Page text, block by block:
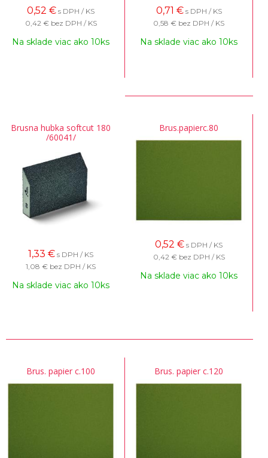
0,52 € s DPH / KS
0,42 € bez DPH / KS
Na sklade viac ako 10ks
0,71 € s DPH / KS
0,58 € bez DPH / KS
Na sklade viac ako 10ks
Brusna hubka softcut 180
/60041/
1,33 € s DPH / KS
1,08 € bez DPH / KS
Na sklade viac ako 10ks
Brus.papierc.80
0,52 € s DPH / KS
0,42 € bez DPH / KS
Na sklade viac ako 10ks
Brus. papier c.100 Brus. papier c.120